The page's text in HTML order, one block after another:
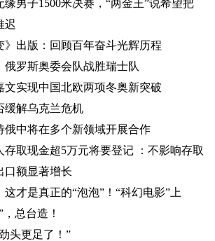
男子1500米决赛，“两金王”说希望把
迟
》出版：回顾百年奋斗光辉历程
俄罗斯奥委会队战胜瑞士队
文实现中国北欧两项冬奥新突破
缓解乌克兰危机
俄中将在多个新领域开展合作
存取现金超5万元将要登记 ：不影响存取
口额显著增长
才是真正的“泡泡”！“科幻电影”上
总台造！
头更足了！”